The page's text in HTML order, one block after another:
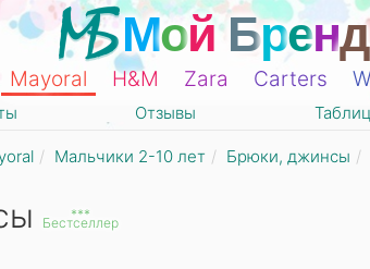
Мой Бренд
Mayoral Н&М Zara Carters
Отзывы
Мальчики 2-10 лет Брюки, джинсы
***
Бестселлер